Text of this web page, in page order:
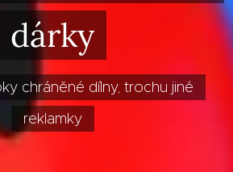
dárky
chráněné dílny, trochu jiné
reklamky